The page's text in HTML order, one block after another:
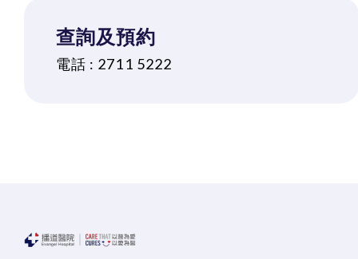
查詢及預約
電話 : 2711 5222